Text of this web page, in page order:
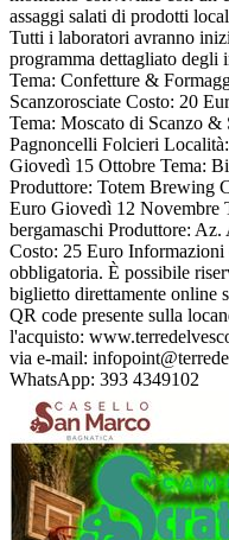
assaggi salati di prodotti
Tutti i laboratori avranno
programma dettagliato
Tema: Confetture &
Scanzorosciate Costo: 20
Tema: Moscato di Scanzo
Pagnoncelli Folcieri
Giovedì 15 Ottobre Tema:
Produttore: Totem Brewing
Euro Giovedì 12 Novembre
bergamaschi Produttore:
Costo: 25 Euro Informazioni
obbligatoria. È possibile
biglietto direttamente online
QR code presente sulla
l'acquisto:
via e-mail:
WhatsApp: 393 4349102